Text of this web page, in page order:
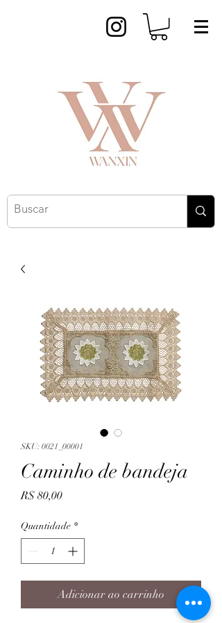
SKU: 0021_00001
Caminho de bandeja
R$ 80,00Preço
Quantidade *
Adicionar ao carrinho